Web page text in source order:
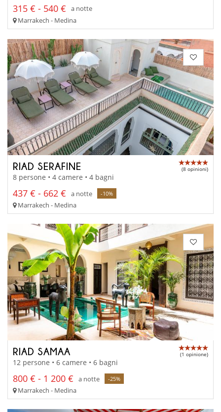
315 € - 540 €
a notte
Marrakech - Medina
RIAD SERAFINE (8 opinioni)
8 persone • 4 camere • 4 bagni
437 € - 662 € a notte -10%
Marrakech - Medina
RIAD SAMAA (1 opinione)
12 persone • 6 camere • 6 bagni
800 € - 1 200 € a notte -25%
Marrakech - Medina